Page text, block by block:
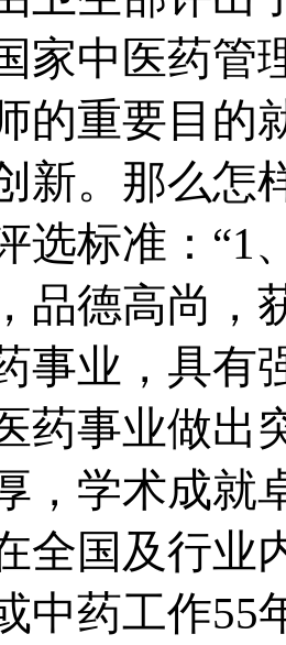
家中医药管
的重要目的
新。那么怎
选标准：“1
品德高尚，
事业，具有
药事业做出
，学术成就
全国及行业
中药工作55